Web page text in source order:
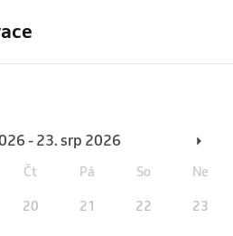
- 23. srp 2026
Čt Pá So Ne
20 21 22 23